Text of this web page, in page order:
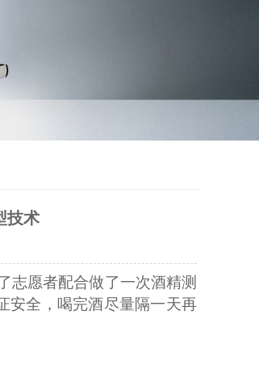
技术
志愿者配合做了一次酒精测
安全，喝完酒尽量隔一天再